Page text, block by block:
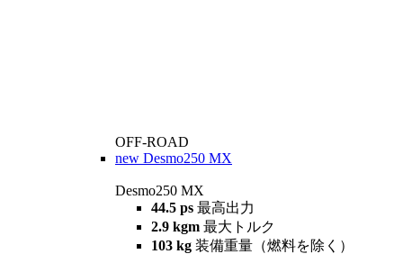
OFF-ROAD
new Desmo250 MX
Desmo250 MX
44.5 ps 最高出力
2.9 kgm 最大トルク
103 kg 装備重量（燃料を除く）